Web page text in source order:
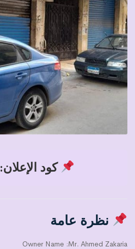
كود الإعلان: 6701
نظرة عامة
Owner Name :Mr. Ahmed Zakaria